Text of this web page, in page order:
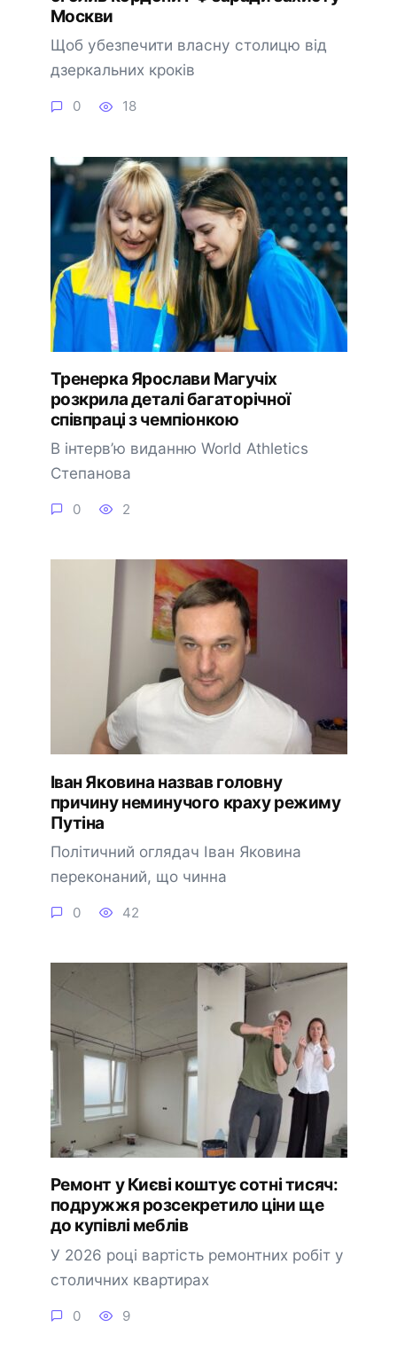
Москви
Щоб убезпечити власну столицю від
дзеркальних кроків
0 18
Тренерка Ярослави Магучіх
розкрила деталі багаторічної
співпраці з чемпіонкою
В інтерв’ю виданню World Athletics
Степанова
0 2
Іван Яковина назвав головну
причину неминучого краху режиму
Путіна
Політичний оглядач Іван Яковина
переконаний, що чинна
0 42
Ремонт у Києві коштує сотні тисяч:
подружжя розсекретило ціни ще
до купівлі меблів
У 2026 році вартість ремонтних робіт у
столичних квартирах
0 9